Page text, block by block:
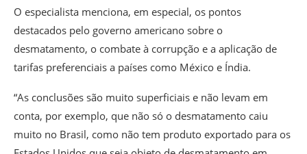
O especialista menciona, em especial, os pontos
destacados pelo governo americano sobre o
desmatamento, o combate à corrupção e a aplicação de
tarifas preferenciais a países como México e Índia.
“As conclusões são muito superficiais e não levam em
conta, por exemplo, que não só o desmatamento caiu
muito no Brasil, como não tem produto exportado para os